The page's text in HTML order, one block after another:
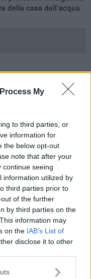
My
to third parties, or
information for
the below opt-out
note that after your
continue seeing
information utilized by
third parties prior to
of the further
by third parties on the
information may
on the IAB’s List of
disclose it to other
della casa dell’acqua
scuola di pittura del
stucchi preesistenti
ben fatto al tempo
necessitava di essere
allievi del professor
scientifico dalla
delle Pietre Dure)
che lavora al teatro è
daMartina Paladini
che
trasferendo loro le
Oriente Plazzi,